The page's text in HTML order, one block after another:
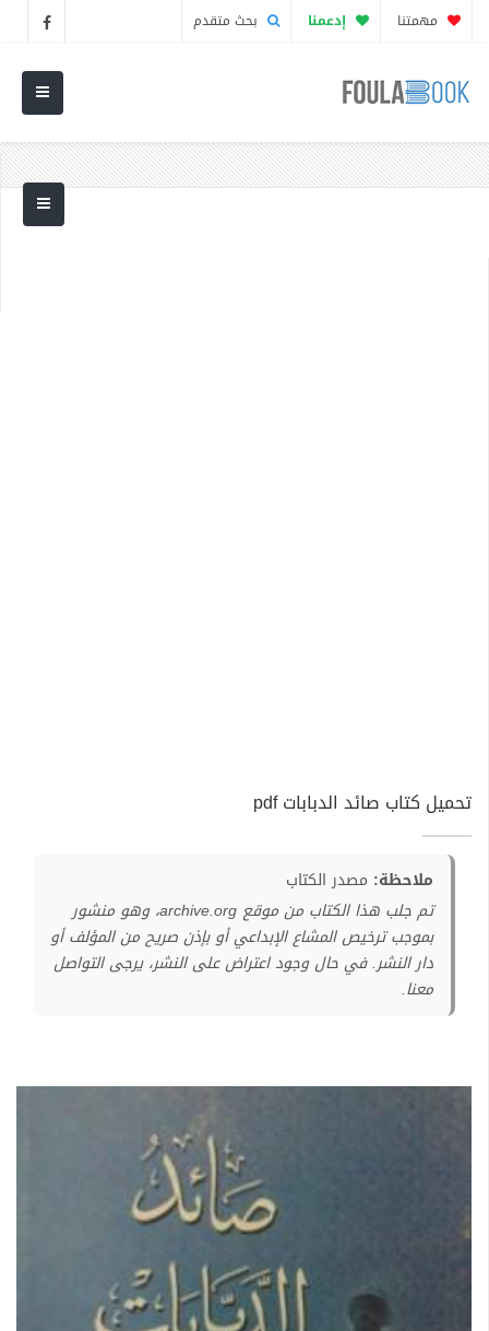
مهمتنا إدعمنا بحث متقدم
تحميل كتاب صائد الدبابات pdf
ملاحظة: مصدر الكتاب
تم جلب هذا الكتاب من موقع archive.org، وهو منشور
بموجب ترخيص المشاع الإبداعي أو بإذن صريح من المؤلف أو
دار النشر. في حال وجود اعتراض على النشر، يرجى التواصل
معنا.